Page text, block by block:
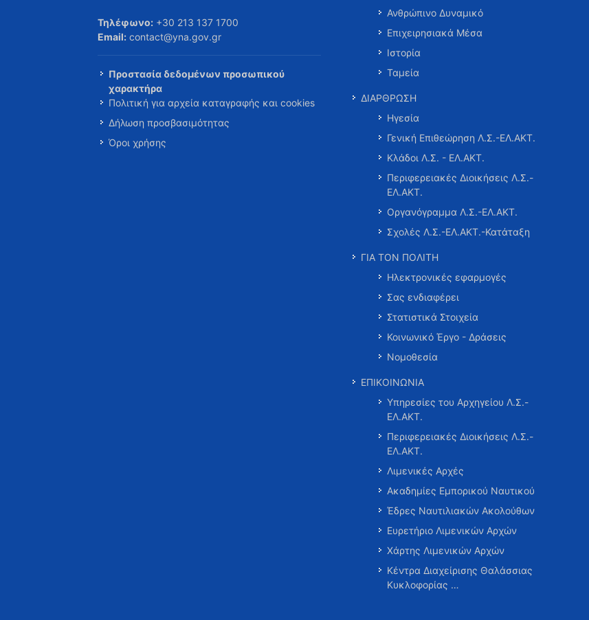
Τηλέφωνο: +30 213 137 1700
Email: contact@yna.gov.gr
Προστασία δεδομένων προσωπικού
χαρακτήρα
Πολιτική για αρχεία καταγραφής και cookies
Δήλωση προσβασιμότητας
Όροι χρήσης
Ανθρώπινο Δυναμικό
Επιχειρησιακά Μέσα
Ιστορία
Ταμεία
ΔΙΑΡΘΡΩΣΗ
Ηγεσία
Γενική Επιθεώρηση Λ.Σ.-ΕΛ.ΑΚΤ.
Κλάδοι Λ.Σ. - ΕΛ.ΑΚΤ.
Περιφερειακές Διοικήσεις Λ.Σ.-
ΕΛ.ΑΚΤ.
Οργανόγραμμα Λ.Σ.-ΕΛ.ΑΚΤ.
Σχολές Λ.Σ.-ΕΛ.ΑΚΤ.-Κατάταξη
ΓΙΑ ΤΟΝ ΠΟΛΙΤΗ
Ηλεκτρονικές εφαρμογές
Σας ενδιαφέρει
Στατιστικά Στοιχεία
Κοινωνικό Έργο - Δράσεις
Νομοθεσία
ΕΠΙΚΟΙΝΩΝΙΑ
Υπηρεσίες του Αρχηγείου Λ.Σ.-
ΕΛ.ΑΚΤ.
Περιφερειακές Διοικήσεις Λ.Σ.-
ΕΛ.ΑΚΤ.
Λιμενικές Αρχές
Ακαδημίες Εμπορικού Ναυτικού
Έδρες Ναυτιλιακών Ακολούθων
Ευρετήριο Λιμενικών Αρχών
Χάρτης Λιμενικών Αρχών
Κέντρα Διαχείρισης Θαλάσσιας
Κυκλοφορίας …